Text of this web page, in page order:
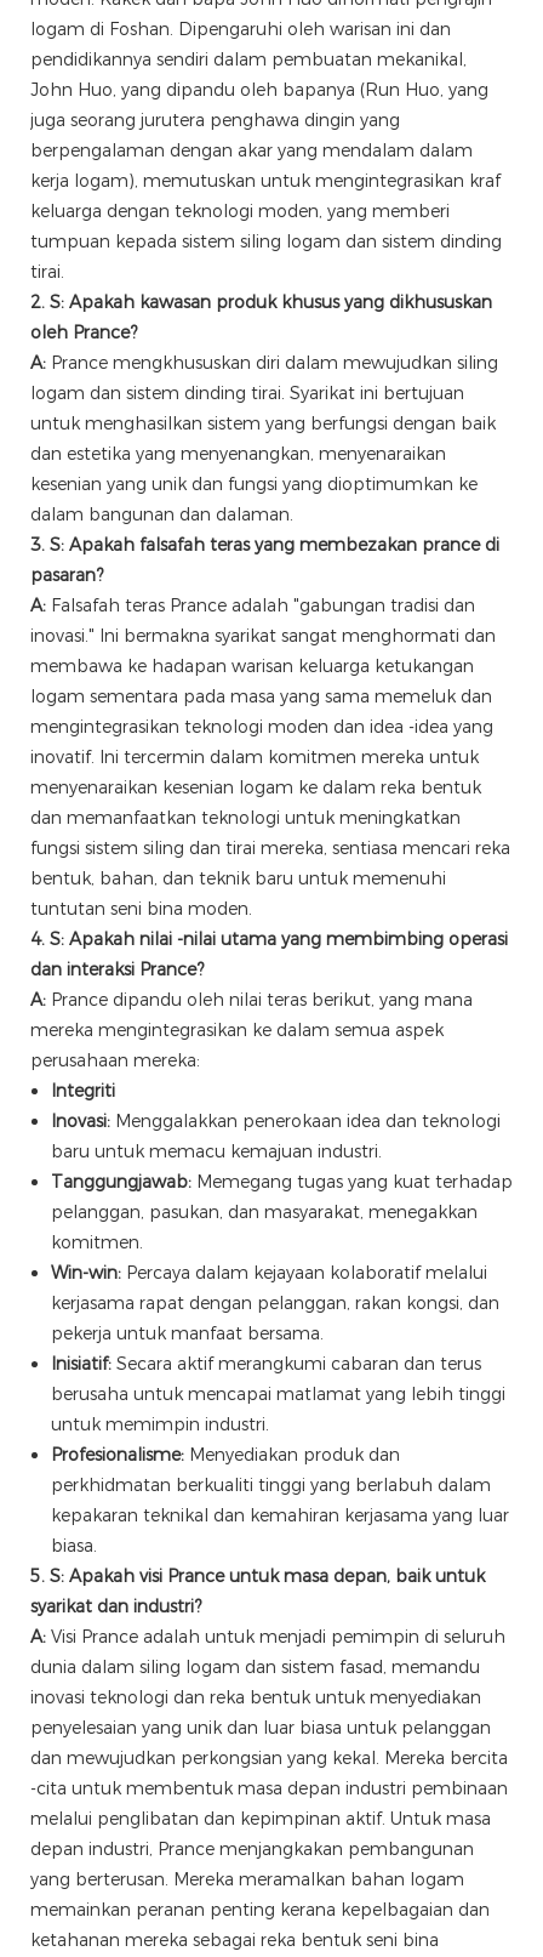
logam di Foshan. Dipengaruhi oleh warisan ini dan
pendidikannya sendiri dalam pembuatan mekanikal,
John Huo, yang dipandu oleh bapanya (Run Huo, yang
juga seorang jurutera penghawa dingin yang
berpengalaman dengan akar yang mendalam dalam
kerja logam), memutuskan untuk mengintegrasikan kraf
keluarga dengan teknologi moden, yang memberi
tumpuan kepada sistem siling logam dan sistem dinding
tirai.
2. S: Apakah kawasan produk khusus yang dikhususkan
oleh Prance?
A: Prance mengkhususkan diri dalam mewujudkan siling
logam dan sistem dinding tirai. Syarikat ini bertujuan
untuk menghasilkan sistem yang berfungsi dengan baik
dan estetika yang menyenangkan, menyenaraikan
kesenian yang unik dan fungsi yang dioptimumkan ke
dalam bangunan dan dalaman.
3. S: Apakah falsafah teras yang membezakan prance di
pasaran?
A: Falsafah teras Prance adalah "gabungan tradisi dan
inovasi." Ini bermakna syarikat sangat menghormati dan
membawa ke hadapan warisan keluarga ketukangan
logam sementara pada masa yang sama memeluk dan
mengintegrasikan teknologi moden dan idea -idea yang
inovatif. Ini tercermin dalam komitmen mereka untuk
menyenaraikan kesenian logam ke dalam reka bentuk
dan memanfaatkan teknologi untuk meningkatkan
fungsi sistem siling dan tirai mereka, sentiasa mencari reka
bentuk, bahan, dan teknik baru untuk memenuhi
tuntutan seni bina moden.
4. S: Apakah nilai -nilai utama yang membimbing operasi
dan interaksi Prance?
A: Prance dipandu oleh nilai teras berikut, yang mana
mereka mengintegrasikan ke dalam semua aspek
perusahaan mereka:
Integriti
Inovasi: Menggalakkan penerokaan idea dan teknologi
baru untuk memacu kemajuan industri.
Tanggungjawab: Memegang tugas yang kuat terhadap
pelanggan, pasukan, dan masyarakat, menegakkan
komitmen.
Win-win: Percaya dalam kejayaan kolaboratif melalui
kerjasama rapat dengan pelanggan, rakan kongsi, dan
pekerja untuk manfaat bersama.
Inisiatif: Secara aktif merangkumi cabaran dan terus
berusaha untuk mencapai matlamat yang lebih tinggi
untuk memimpin industri.
Profesionalisme: Menyediakan produk dan
perkhidmatan berkualiti tinggi yang berlabuh dalam
kepakaran teknikal dan kemahiran kerjasama yang luar
biasa.
5. S: Apakah visi Prance untuk masa depan, baik untuk
syarikat dan industri?
A: Visi Prance adalah untuk menjadi pemimpin di seluruh
dunia dalam siling logam dan sistem fasad, memandu
inovasi teknologi dan reka bentuk untuk menyediakan
penyelesaian yang unik dan luar biasa untuk pelanggan
dan mewujudkan perkongsian yang kekal. Mereka bercita
-cita untuk membentuk masa depan industri pembinaan
melalui penglibatan dan kepimpinan aktif. Untuk masa
depan industri, Prance menjangkakan pembangunan
yang berterusan. Mereka meramalkan bahan logam
memainkan peranan penting kerana kepelbagaian dan
ketahanan mereka sebagai reka bentuk seni bina